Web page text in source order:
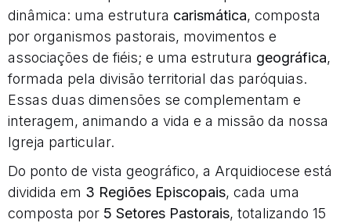
dinâmica: uma estrutura carismática, composta
por organismos pastorais, movimentos e
associações de fiéis; e uma estrutura geográfica,
formada pela divisão territorial das paróquias.
Essas duas dimensões se complementam e
interagem, animando a vida e a missão da nossa
Igreja particular.
Do ponto de vista geográfico, a Arquidiocese está
dividida em 3 Regiões Episcopais, cada uma
composta por 5 Setores Pastorais, totalizando 15